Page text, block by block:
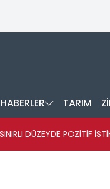
HABERLER TARIM
DÜZEYDE POZİTİF